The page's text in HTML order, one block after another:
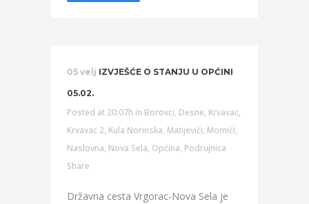
05 velj IZVJEŠĆE O STANJU U OPĆINI
05.02.
Posted at 20:07h in Borovci, Desne, Krvavac,
Krvavac 2, Kula Norinska, Matijevići, Momići,
Naslovna, Nova Sela, Općina, Podrujnica
Share
Državna cesta Vrgorac-Nova Sela je